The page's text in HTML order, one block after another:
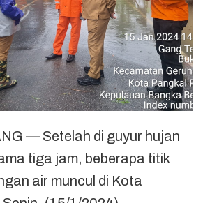
— Setelah di guyur hujan
tiga jam, beberapa titik
air muncul di Kota